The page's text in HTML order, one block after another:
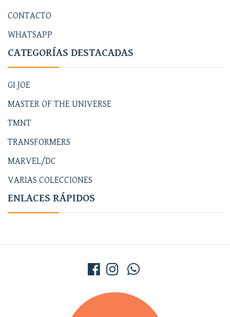
CONTACTO
WHATSAPP
CATEGORÍAS DESTACADAS
GI JOE
MASTER OF THE UNIVERSE
TMNT
TRANSFORMERS
MARVEL/DC
VARIAS COLECCIONES
ENLACES RÁPIDOS